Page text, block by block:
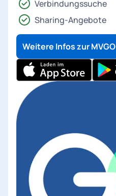
Verbindungssuche
Sharing-Angebote
Weitere Infos zur MVGO